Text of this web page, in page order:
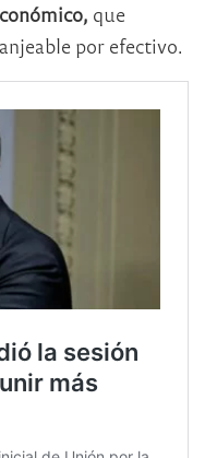
que
por efectivo.